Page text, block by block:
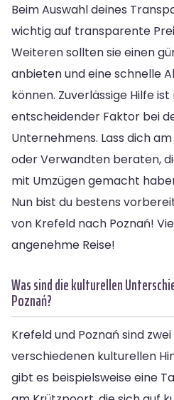
Beim Auswahl deines
wichtig auf transparente
Weiteren sollten sie einen
anbieten und eine schnelle
können. Zuverlässige Hilfe
entscheidender Faktor bei
Unternehmens. Lass dich
oder Verwandten beraten,
mit Umzügen gemacht
Nun bist du bestens
von Krefeld nach Poznań!
angenehme Reise!
Was sind die kulturellen
Poznań?
Krefeld und Poznań sind
verschiedenen kulturellen
gibt es beispielsweise eine